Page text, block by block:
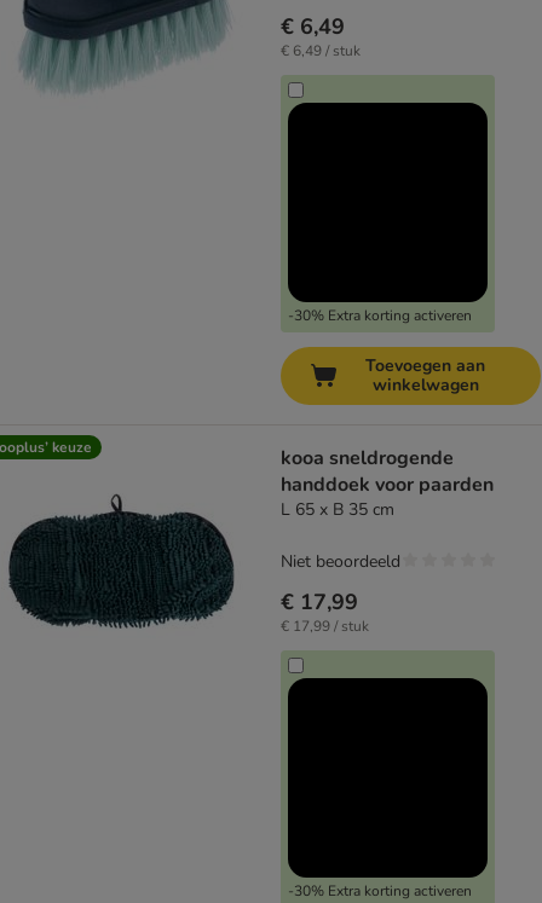
€ 6,49
€ 6,49 / stuk
-30% Extra korting activeren
Toevoegen aan
winkelwagen
keuze
kooa sneldrogende
handdoek voor paarden
L 65 x B 35 cm
€ 17,99
€ 17,99 / stuk
-30% Extra korting activeren
Niet beoordeeld